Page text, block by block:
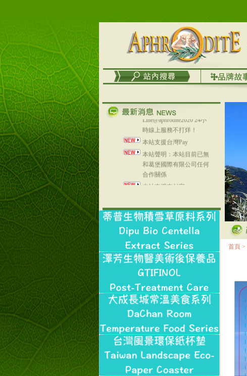
地區～
在外租屋者、居住處無管
理員、不方便在工作地點
取件者，歡迎多多使用
【郵局i郵箱】的服務喔～
【i郵箱】設立的地點，請
Line@aphrodite2020 24小
時線上服務不打烊！
本站支援台灣Pay
本站聲明：本站目前已無
和葛堡國際有限公司任何
合作關係
本站支援支付宝
NT$320(RMB￥71.00)
首頁 >